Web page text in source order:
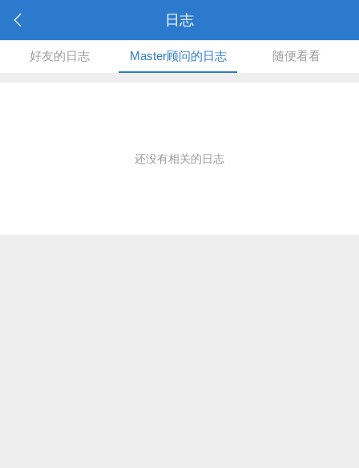
日志
好友的日志 Master顾问的日志 随便看看
还没有相关的日志